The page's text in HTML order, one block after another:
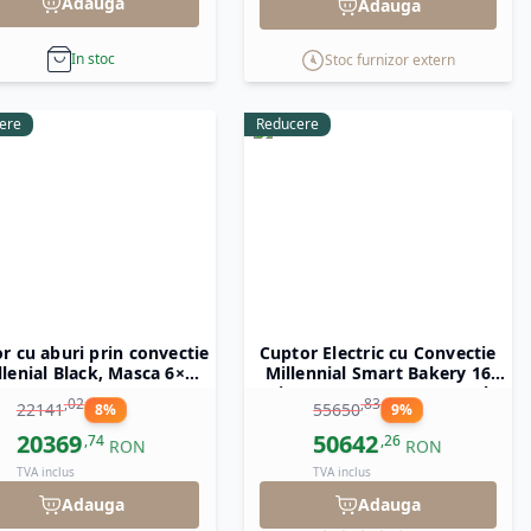
instalare și training
, asigurându-se că
In stoc
Adauga
Stoc furnizor extern
cu aburi prin convectie
Black, Masca 6×
10400W.850x103
5x(H)850
22141,02 8%
20369,74 RON
TVA inclus
Adauga
Reducere
Cuptor Electric cu Convectie
Millennial Smart Bakery 16
tavi x 600 x 400 mm Tecnoeka
55650,83 9%
50642,26 RON
TVA inclus
Adauga